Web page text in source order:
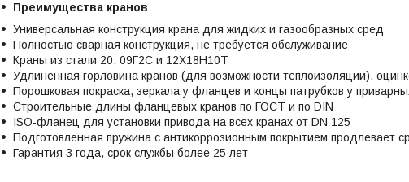
Преимущества кранов
Универсальная конструкция крана для жидких и газообразных сред
Полностью сварная конструкция, не требуется обслуживание
Краны из стали 20, 09Г2С и 12Х18Н10Т
Удлиненная горловина кранов (для возможности теплоизоляции),
Порошковая покраска, зеркала у фланцев и концы патрубков у
Строительные длины фланцевых кранов по ГОСТ и по DIN
ISO-фланец для установки привода на всех кранах от DN 125
Подготовленная пружина с антикоррозионным покрытием продлевает
Гарантия 3 года, срок службы более 25 лет